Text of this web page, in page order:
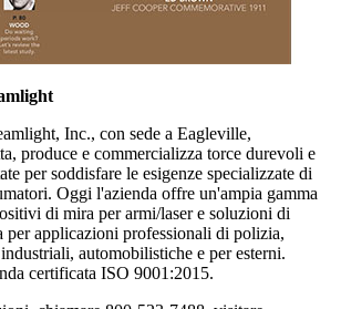
Inc., con sede a Eagleville,
produce e commercializza torce durevoli e
per soddisfare le esigenze specializzate di
Oggi l'azienda offre un'ampia gamma
di mira per armi/laser e soluzioni di
per applicazioni professionali di polizia,
automobilistiche e per esterni.
certificata ISO 9001:2015.